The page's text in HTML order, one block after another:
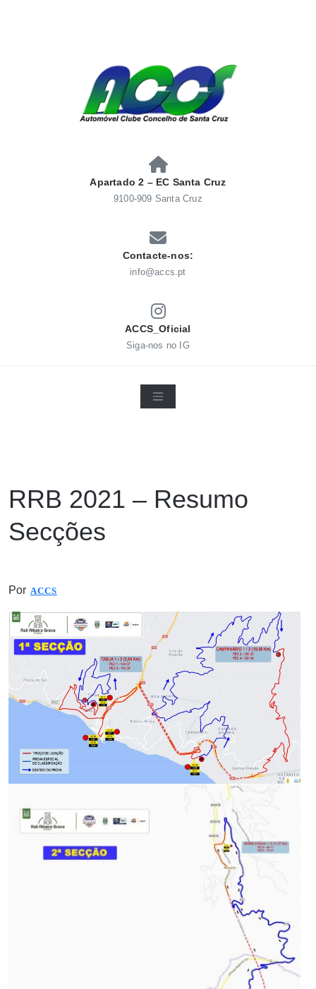
CONCELHO SANTACRUZ
Apartado 2 – EC Santa Cruz
9100-909 Santa Cruz
Contacte-nos:
info@accs.pt
ACCS_Oficial
Siga-nos no IG
RRB 2021 – Resumo
Secções
Por ACCS